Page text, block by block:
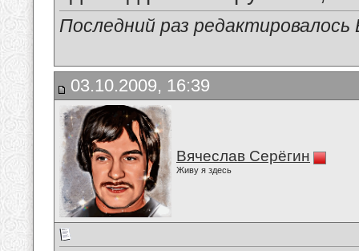
Последний раз
03.10.2009, 16:39
Вячеслав Серёгин
Живу я здесь